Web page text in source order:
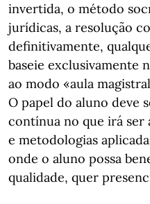
invertida, o método
jurídicas, a resolução
definitivamente,
baseie exclusivamente
ao modo «aula
O papel do aluno deve
contínua no que irá ser
e metodologias
onde o aluno possa
qualidade, quer